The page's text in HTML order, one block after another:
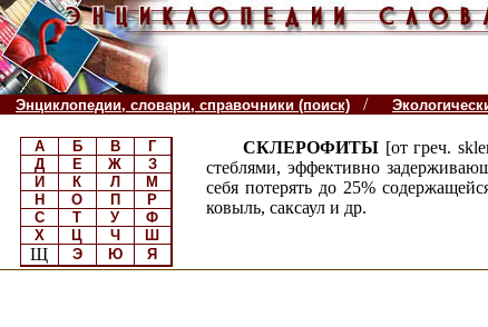
Энциклопедии, словари, справочники (поиск) /
А Б В
Г
Д
Е Ж
З
И
К Л
М
Н
О П
Р
С
Т У
Ф
Х
Ц Ч Ш
Щ Э Ю Я
СКЛЕРОФИТЫ [от греч.
стеблями, эффективно
себя потерять до 25%
ковыль, саксаул и др.